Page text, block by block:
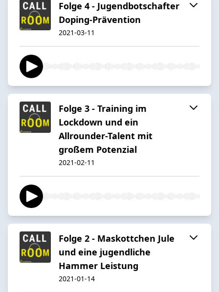
Folge 4 - Jugendbotschafter
Doping-Prävention
2021-03-11
Folge 3 - Training im
Lockdown und ein
Allrounder-Talent mit
großem Potenzial
2021-02-11
Folge 2 - Maskottchen Jule
und eine jugendliche
Hammer Leistung
2021-01-14